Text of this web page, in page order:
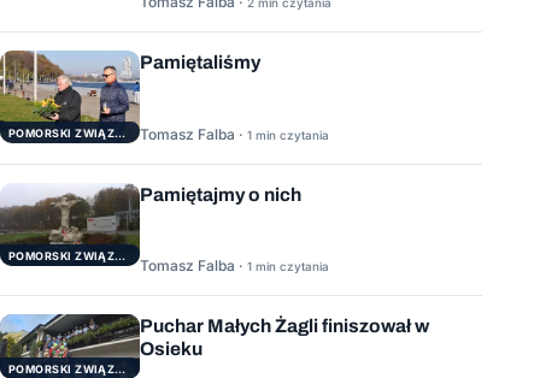
POMORSKI ZWIĄZEK ŻEGLARSKI
Pamiętaliśmy
Tomasz Falba · 1 min czytania
POMORSKI ZWIĄZEK ŻEGLARSKI
Pamiętajmy o nich
Tomasz Falba · 1 min czytania
POMORSKI ZWIĄZEK ŻEGLARSKI
Puchar Małych Żagli finiszował w
Osieku